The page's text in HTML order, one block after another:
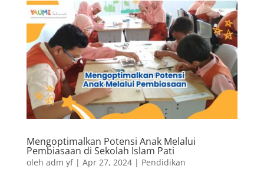
e
b
o
o
k
k
e
d
I
n
t
e
r
e
s
t
t
s
A
p
p
r
e
Mengoptimalkan Potensi Anak Melalui
Pembiasaan di Sekolah Islam Pati
oleh adm yf| Apr 27, 2024| Pendidikan